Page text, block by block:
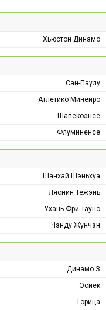
Хьюстон Динамо
Сан-Паулу
Атлетико Минейро
Шапекоэнсе
Флуминенсе
Шанхай Шэньхуа
Ляонин Тежэнь
Ухань Фри Таунс
Чэнду Жунчэн
Динамо З
Осиек
Горица